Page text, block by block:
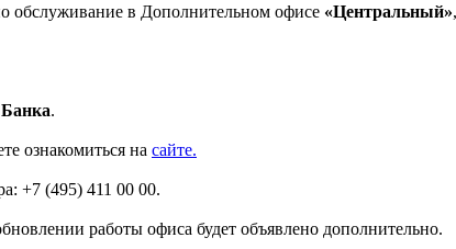
обслуживание в Дополнительном офисе «Центральный»
.
ознакомиться на сайте.
+7 (495) 411 00 00.
работы офиса будет объявлено дополнительно.